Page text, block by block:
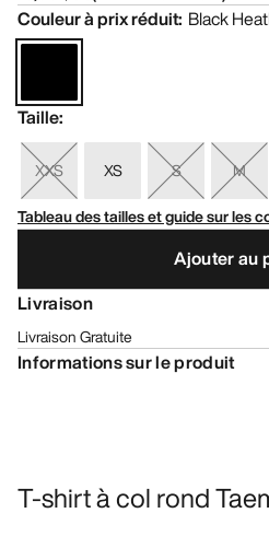
Couleur à prix réduit: Black
Taille:
XXS XS S M
Tableau des tailles et guide sur les
Ajouter au
Livraison
Livraison Gratuite
Informations sur le produit
T-shirt à col rond